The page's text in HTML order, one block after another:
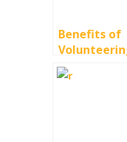
Benefits of